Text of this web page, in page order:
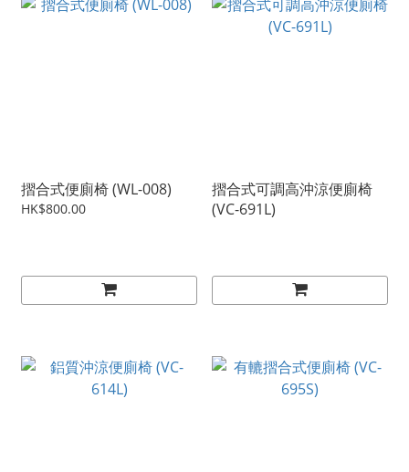
摺合式便廁椅 (WL-008)
HK$800.00
摺合式可調高沖涼便廁椅
(VC-691L)